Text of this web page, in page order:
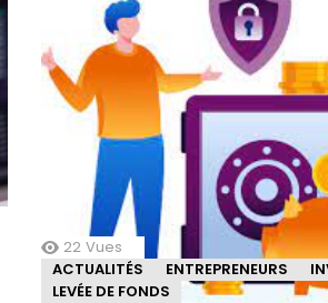
22 Vues
ACTUALITÉS
ENTREPRENEURS
LEVÉE DE FONDS